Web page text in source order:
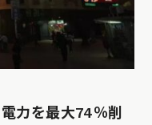
力を最大74％削